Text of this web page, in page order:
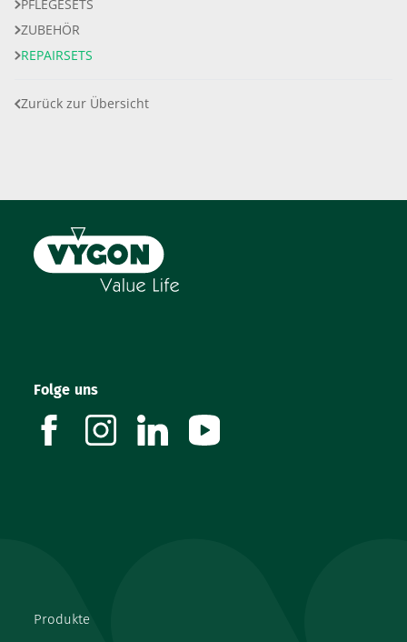
PFLEGESETS
ZUBEHÖR
REPAIRSETS
Zurück zur Übersicht
Produkte
Folge uns